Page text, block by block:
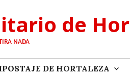
de
NADA
DE HORTALEZA